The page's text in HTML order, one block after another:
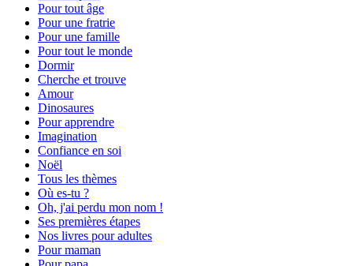
Pour tout âge
Pour une fratrie
Pour une famille
Pour tout le monde
Dormir
Cherche et trouve
Amour
Dinosaures
Pour apprendre
Imagination
Confiance en soi
Noël
Tous les thèmes
Où es-tu ?
Oh, j'ai perdu mon nom !
Ses premières étapes
Nos livres pour adultes
Pour maman